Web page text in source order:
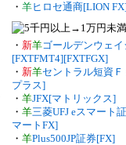
・ 羊ヒロセ通商[LION
・ 新羊ゴールデンウェイ
[FXTFMT4][FXTFGX]
・ 新羊セントラル短資Ｆ
プラス]
・ 羊JFX[マトリックス]
・ 羊三菱UFJ eスマート
マートFX]
・ 羊Plus500JP証券[FX]